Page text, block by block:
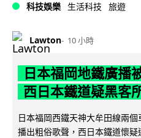
科技娛樂 生活科技 旅遊
Lawton 10 小時
日本福岡地鐵廣播
西日本鐵道疑黑客
日本福岡西鐵天神大牟田線兩
播出粗俗歌聲，西日本鐵道懷